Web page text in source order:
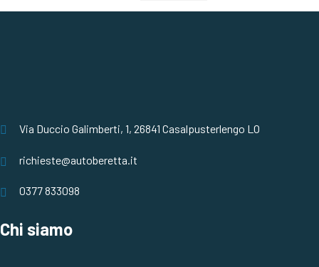
Via Duccio Galimberti, 1, 26841 Casalpusterlengo LO
richieste@autoberetta.it
0377 833098
Chi siamo